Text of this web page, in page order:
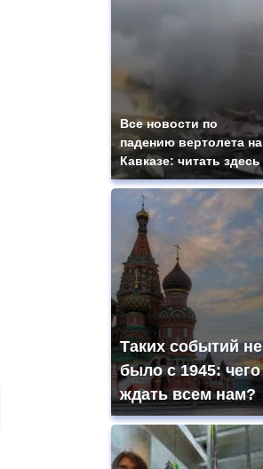
Все новости по
падению вертолета на
Кавказе: читать здесь
Таких событий не
было с 1945: чего
ждать всем нам?